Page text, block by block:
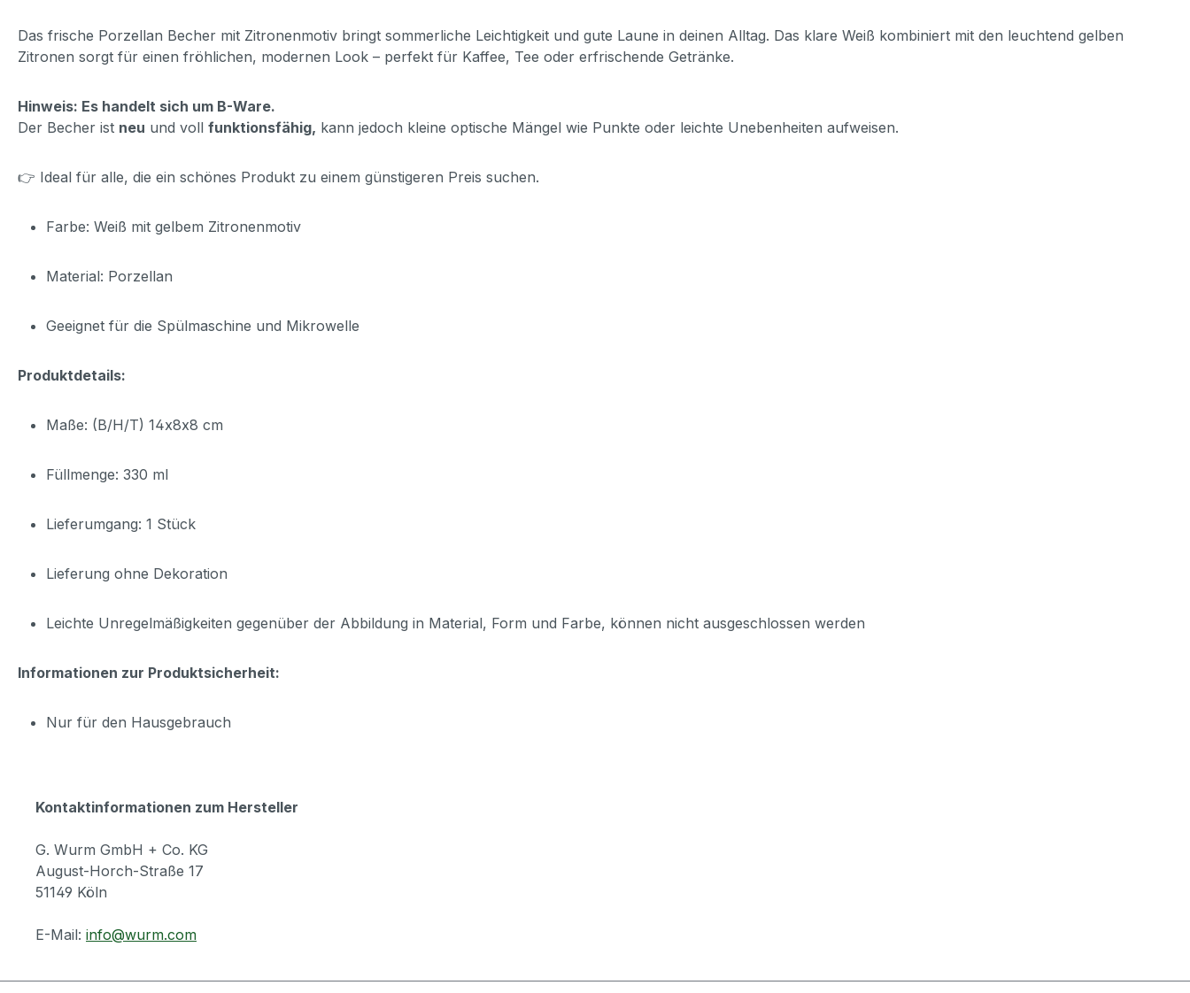
Das frische Porzellan Becher mit Zitronenmotiv bringt sommerliche Leichtigkeit und gute Laune in deinen Alltag. Das klare Weiß kombiniert mit den leuchtend gelben
Zitronen sorgt für einen fröhlichen, modernen Look – perfekt für Kaffee, Tee oder erfrischende Getränke.
Hinweis: Es handelt sich um B-Ware.
Der Becher ist neu und voll funktionsfähig, kann jedoch kleine optische Mängel wie Punkte oder leichte Unebenheiten aufweisen.
👉 Ideal für alle, die ein schönes Produkt zu einem günstigeren Preis suchen.
Farbe: Weiß mit gelbem Zitronenmotiv
Material: Porzellan
Geeignet für die Spülmaschine und Mikrowelle
Produktdetails:
Maße: (B/H/T) 14x8x8 cm
Füllmenge: 330 ml
Lieferumgang: 1 Stück
Lieferung ohne Dekoration
Leichte Unregelmäßigkeiten gegenüber der Abbildung in Material, Form und Farbe, können nicht ausgeschlossen werden
Informationen zur Produktsicherheit:
Nur für den Hausgebrauch
Kontaktinformationen zum Hersteller
G. Wurm GmbH + Co. KG
August-Horch-Straße 17
51149 Köln
E-Mail: info@wurm.com